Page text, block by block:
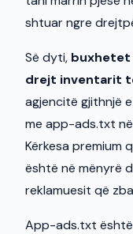
shtuar ngre
Së dyti, buxhetet
drejt inventarit
agjencitë gjithnjë
me app-ads.txt
Kërkesa premium
është në mënyrë
reklamuesit që
App-ads.txt